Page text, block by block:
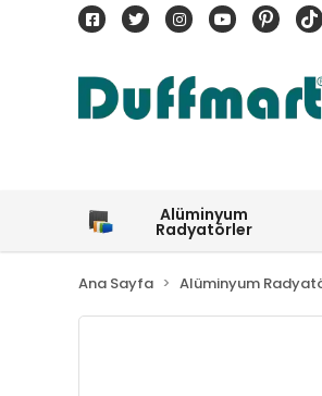
Alüminyum
Radyatörler
Ana Sayfa Alüminyum